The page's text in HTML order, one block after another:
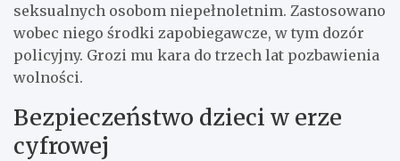
seksualnych osobom niepełnoletnim. Zastosowano
wobec niego środki zapobiegawcze, w tym dozór
policyjny. Grozi mu kara do trzech lat pozbawienia
wolności.
Bezpieczeństwo dzieci w erze
cyfrowej